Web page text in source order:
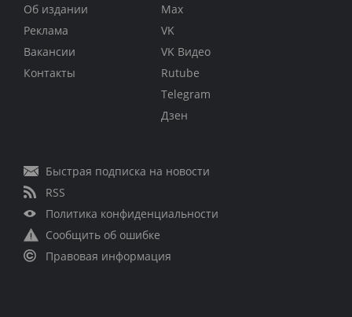
Об издании
Реклама
Вакансии
Контакты
Max
VK
VK Видео
Rutube
Telegram
Дзен
Быстрая подписка на новости
RSS
Политика конфиденциальности
Сообщить об ошибке
Правовая информация